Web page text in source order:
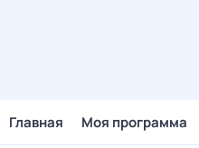
Главная Моя программа